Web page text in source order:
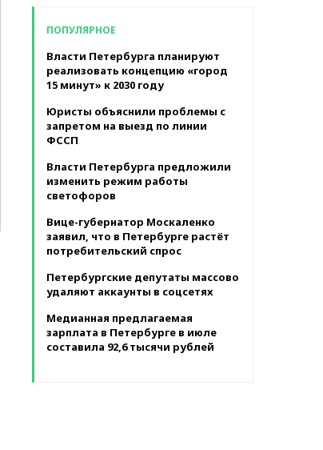
ПОПУЛЯРНОЕ
Власти Петербурга планируют
реализовать концепцию «город
15 минут» к 2030 году
Юристы объяснили проблемы с
запретом на выезд по линии
ФССП
Власти Петербурга предложили
изменить режим работы
светофоров
Вице-губернатор Москаленко
заявил, что в Петербурге растёт
потребительский спрос
Петербургские депутаты массово
удаляют аккаунты в соцсетях
Медианная предлагаемая
зарплата в Петербурге в июле
составила 92,6 тысячи рублей